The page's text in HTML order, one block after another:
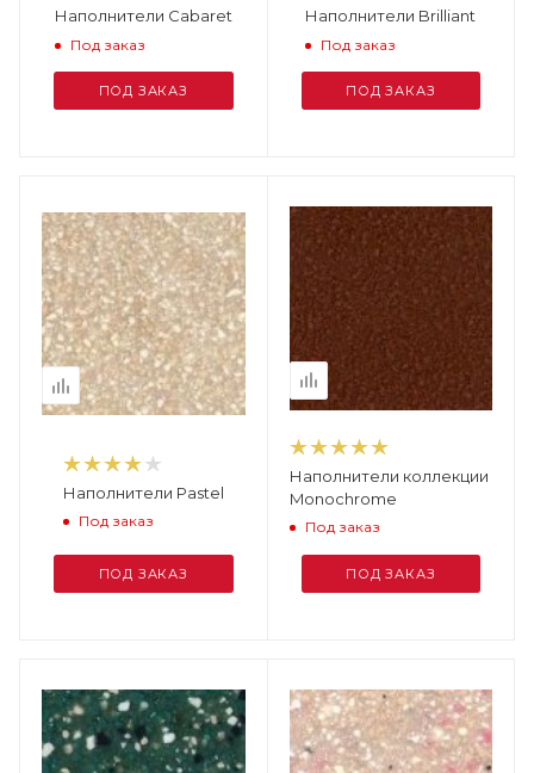
Наполнители Cabaret
Под заказ
ПОД ЗАКАЗ
Наполнители Brilliant
Под заказ
ПОД ЗАКАЗ
Наполнители Pastel
Под заказ
ПОД ЗАКАЗ
Наполнители коллекции
Monochrome
Под заказ
ПОД ЗАКАЗ